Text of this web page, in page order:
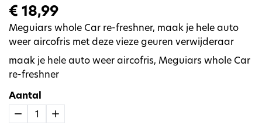
€ 18,99
Meguiars whole Car re-freshner, maak je hele auto
weer aircofris met deze vieze geuren verwijderaar
maak je hele auto weer aircofris, Meguiars whole Car
re-freshner
Aantal
1